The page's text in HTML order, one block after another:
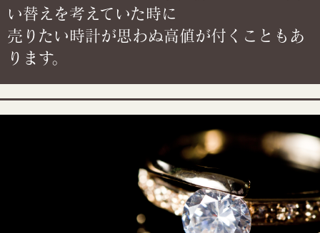
い替えを考えていた時に
売りたい時計が思わぬ高値が付くこともあ
ります。